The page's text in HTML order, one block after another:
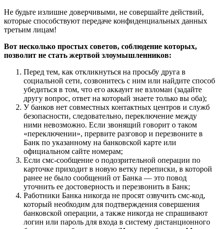
Не будьте излишне доверчивыми, не совершайте действий,
которые способствуют передаче конфиденциальных данных
третьим лицам!
Вот несколько простых советов, соблюдение которых,
позволит не стать жертвой злоумышленников:
Перед тем, как откликнуться на просьбу друга в
социальной сети, созвонитесь с ним или найдите способ
убедиться в том, что его аккаунт не взломан (задайте
другу вопрос, ответ на который знаете только вы оба);
У банков нет совместных контактных центров и служб
безопасности, следовательно, переключение между
ними невозможно. Если звонящий говорит о таком
«переключении», прервите разговор и перезвоните в
Банк по указанному на банковской карте или
официальном сайте номерам;
Если смс-сообщение о подозрительной операции по
карточке приходит в новую ветку переписки, в которой
ранее не было сообщений от Банка — это повод
уточнить ее достоверность и перезвонить в Банк;
Работники Банка никогда не просят озвучить смс-код,
который необходим для подтверждения совершения
банковской операции, а также никогда не спрашивают
логин или пароль для входа в систему дистанционного